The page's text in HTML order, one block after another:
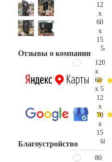
Отзывы о компании
Благоустройство
12
x
60
x
15
120
x
60
x 5
12
x
70
x
15
80